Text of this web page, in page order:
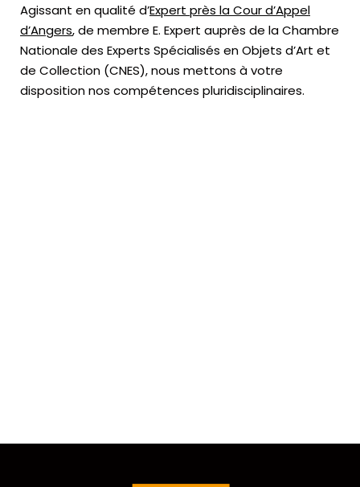
Agissant en qualité d’Expert près la Cour d’Appel
d’Angers, de membre E. Expert auprès de laChambre
Nationale des Experts Spécialisés en Objets d’Art et
de Collection (CNES),nous mettons à votre
disposition nos compétences pluridisciplinaires.